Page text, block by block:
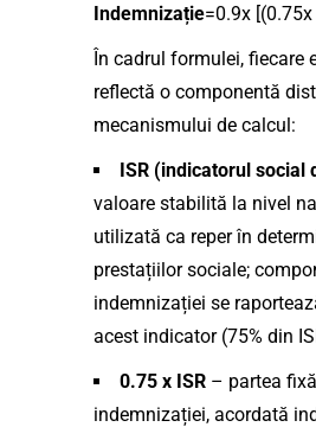
Indemnizație=0.9x
În cadrul formulei, fiecare
reflectă o componentă
mecanismului de calcul:
ISR (indicatorul social
valoare stabilită la nivel
utilizată ca reper în
prestațiilor sociale;
indemnizației se
acest indicator (75% din
0.75 x ISR – partea
indemnizației, acordată